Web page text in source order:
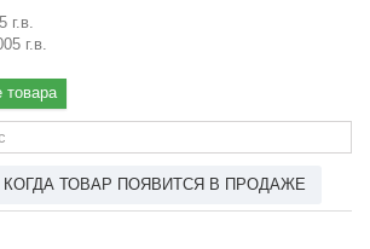
г.в.
г.в.
товара
ТОВАР ПОЯВИТСЯ В ПРОДАЖЕ